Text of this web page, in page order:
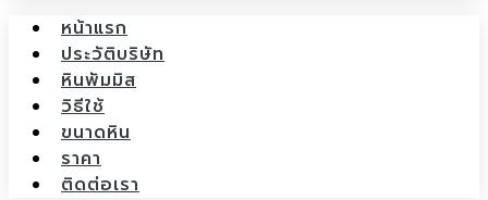
หน้าแรก
ประวัติบริษัท
หินพัมมิส
วิธีใช้
ขนาดหิน
ราคา
ติดต่อเรา